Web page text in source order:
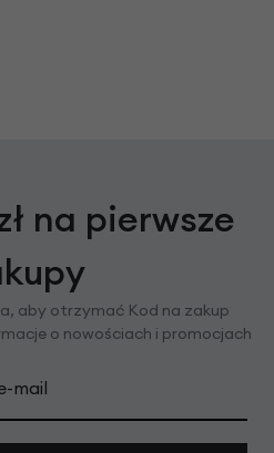
na pierwsze
aby otrzymać Kod na zakup
o nowościach i promocjach
mail